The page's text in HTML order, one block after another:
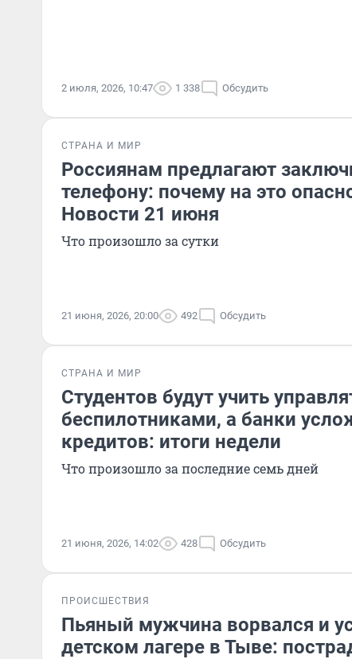
2 июля, 2026, 10:47 1 338 Обсудить
СТРАНА И МИР
Россиянам предлагают
телефону: почему на это
Новости 21 июня
Что произошло за сутки
21 июня, 2026, 20:00 492 Обсудить
СТРАНА И МИР
Студентов будут учить
беспилотниками, а банки
кредитов: итоги недели
Что произошло за последние семь дней
21 июня, 2026, 14:02 428 Обсудить
ПРОИСШЕСТВИЯ
Пьяный мужчина ворвался и
детском лагере в Тыве: